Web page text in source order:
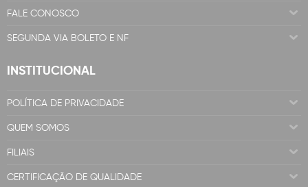
FALE CONOSCO
SEGUNDA VIA BOLETO E NF
INSTITUCIONAL
POLÍTICA DE PRIVACIDADE
QUEM SOMOS
FILIAIS
CERTIFICAÇÃO DE QUALIDADE